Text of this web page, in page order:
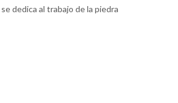
dedica al trabajo de la piedra